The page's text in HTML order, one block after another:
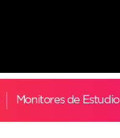
Monitores de Estudio